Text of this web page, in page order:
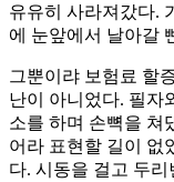
유유히 사라져갔다.
에 눈앞에서 날아갈
그뿐이랴 보험료 할
난이 아니었다. 필자
소를 하며 손뼉을 쳐
어라 표현할 길이 없
다. 시동을 걸고 두